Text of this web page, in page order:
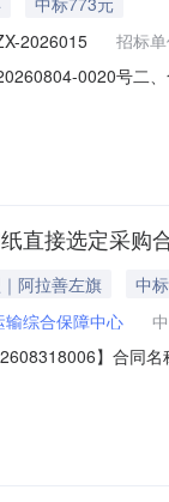
2026015
招标
0020号二
04387222800供应
直接选定采购
阿拉善左旗
中
综合保障中心
】合同
1、主要标的信息：